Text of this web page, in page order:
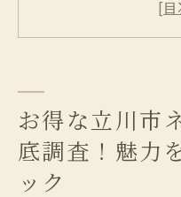
リーズナブル
ルサロンの秘密
立川市のネイ
サービス
賢く選ぶ！立
お得な立川市
底調査！魅力
ック